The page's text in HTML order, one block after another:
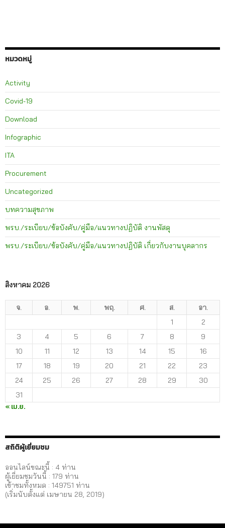
หมวดหมู่
Activity
Covid-19
Download
Infographic
ITA
Procurement
Uncategorized
บทความสุขภาพ
พรบ./ระเบียบ/ข้อบังคับ/คู่มือ/แนวทางปฏิบัติ งานพัสดุ
พรบ./ระเบียบ/ข้อบังคับ/คู่มือ/แนวทางปฏิบัติ เกี่ยวกับงานบุคลากร
สิงหาคม 2026
จ. อ. พ. พฤ. ศ. ส.
อา.
1
2
3
4 5 6 7 8
9
10
11 12 13 14 15
16
17
18 19 20 21 22
23
24
25 26 27 28 29
30
31
« เม.ย.
สถิติผู้เยี่ยมชม
ออนไลน์ขณะนี้ : 4 ท่าน
ผู้เยี่ยมชมวันนี้ : 179 ท่าน
เข้าชมทั้งหมด : 149751 ท่าน
(เริ่มนับตั้งแต่ เมษายน 28, 2019)